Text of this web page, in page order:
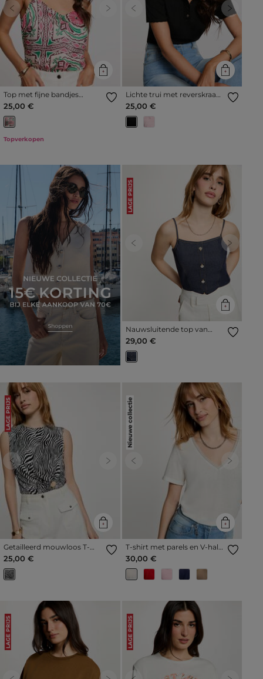
Previous Next
Top met fijne bandjes
meerkleurig vrouw
25,00 €
Topverkopen
Previous Next
Lichte trui met reverskraag
zwart vrouw
25,00 €
LAGE PRIJS
Previous Next
Nauwsluitende top van
denim ruw denim vrouw
29,00 €
LAGE PRIJS
Previous Next
Getailleerd mouwloos T-
shirt meerkleurig vrouw
25,00 €
Nieuwe collectie
Previous Next
T-shirt met parels en V-hals
helder wit vrouw
30,00 €
LAGE PRIJS LAGE PRIJS